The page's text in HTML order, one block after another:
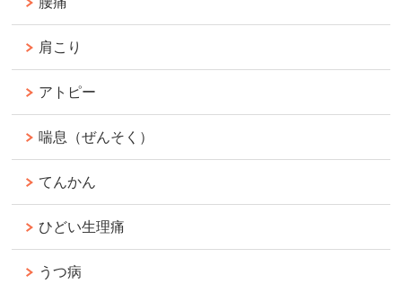
肩こり
アトピー
喘息（ぜんそく）
てんかん
ひどい生理痛
うつ病